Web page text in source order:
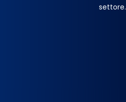
settore.